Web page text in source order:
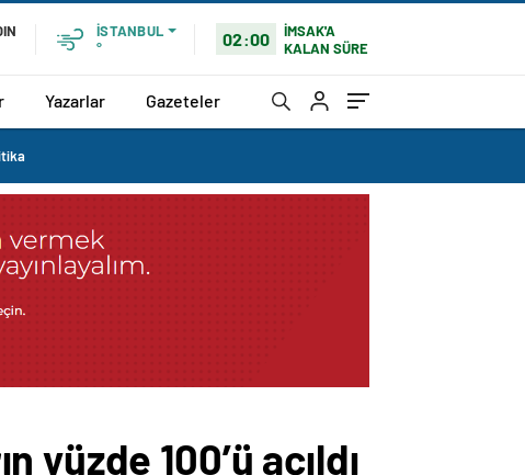
İSTANBUL
°
02:00
İMSAK'A
KALAN SÜRE
Yazarlar Gazeteler
100’ü açıldı